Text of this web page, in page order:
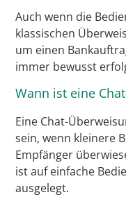
Auch wenn die
klassischen
um einen
immer bewusst
Wann ist eine
Eine Chat-
sein, wenn kleinere
Empfänger
ist auf einfache
ausgelegt.